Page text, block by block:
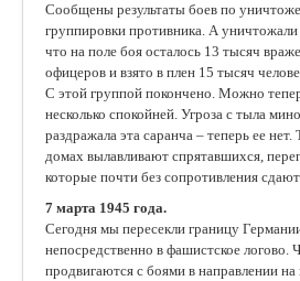
Сообщены результаты боев по
группировки противника. А
что на поле боя осталось 13 тысяч
офицеров и взято в плен 15 тысяч
С этой группой покончено. Можно
несколько спокойней. Угроза с тыла
раздражала эта саранча – теперь ее
домах вылавливают спрятавшихся,
которые почти без сопротивления
7 марта 1945 года.
Сегодня мы пересекли границу
непосредственно в фашистское логово.
продвигаются с боями в направлении